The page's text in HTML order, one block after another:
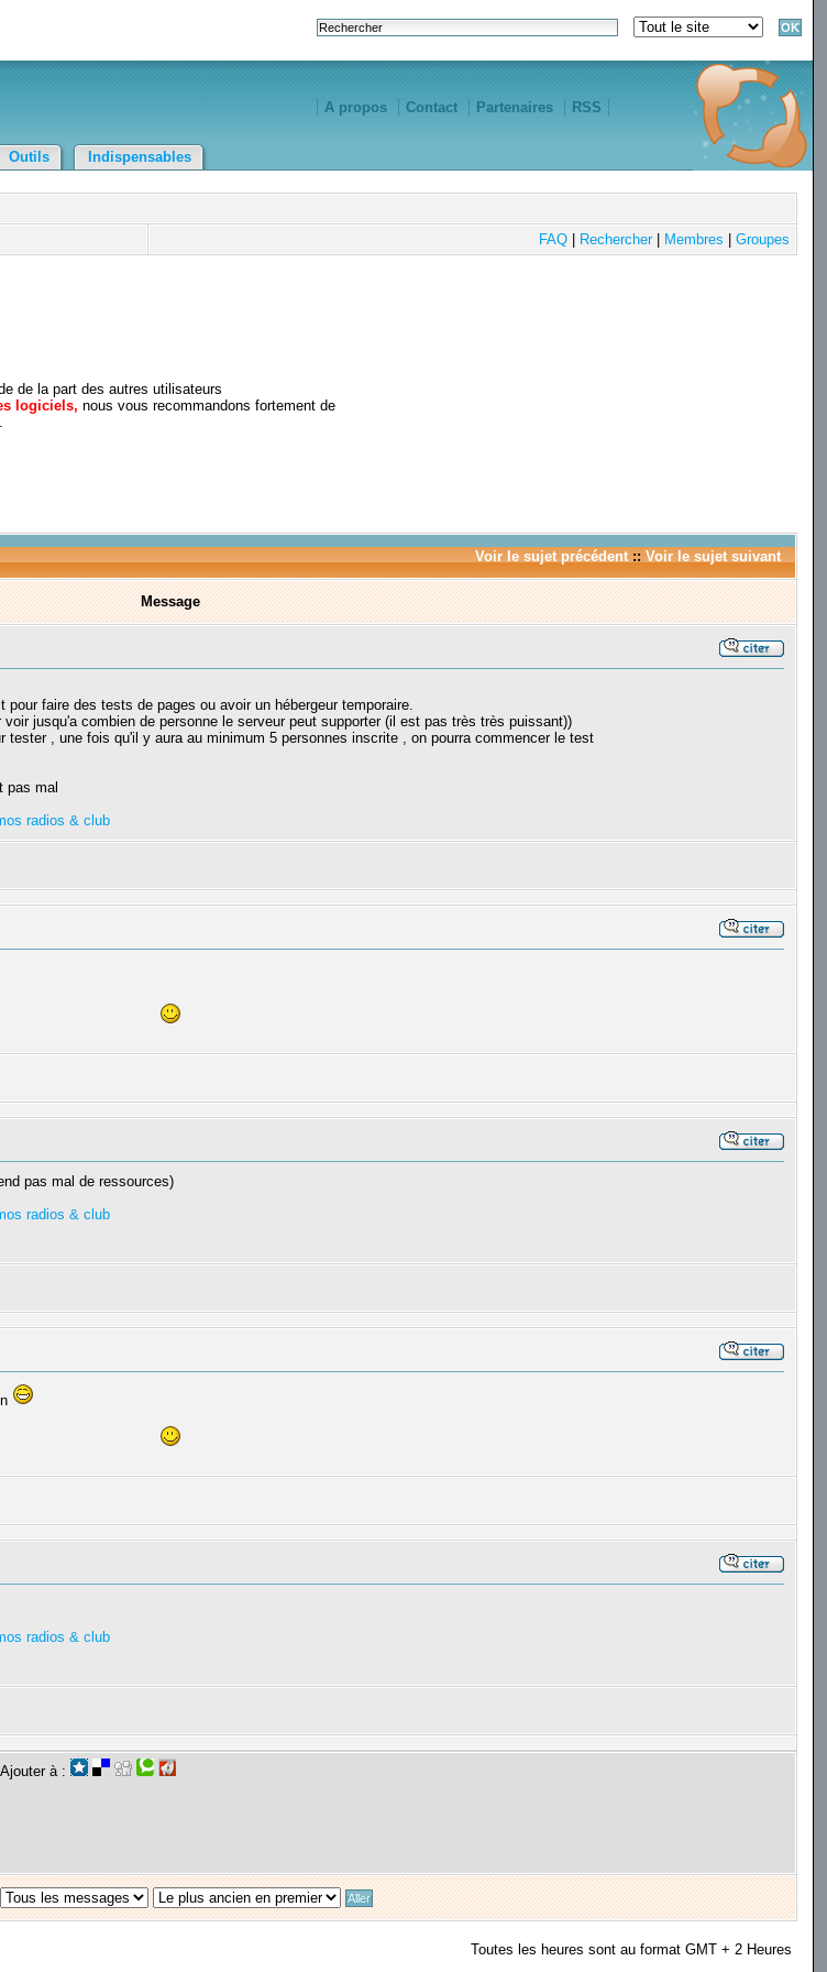
A propos Contact Partenaires RSS
Outils Indispensables
FAQ| Rechercher| Membres Groupes
de la part des autres utilisateurs
logiciels, nous vous recommandons fortement de
Voir le sujet précédent:: Voir le sujet suivant
Message
faire des tests de pages ou avoir un hébergeur temporaire.
jusqu'a combien de personne le serveur peut supporter (il est pas très très puissant))
, une fois qu'il y aura au minimum 5 personnes inscrite , on pourra commencer le test
pas mal
radios & club
pas mal de ressources)
radios & club
radios & club
Ajouter à :
Toutes les heures sont au format GMT + 2 Heures